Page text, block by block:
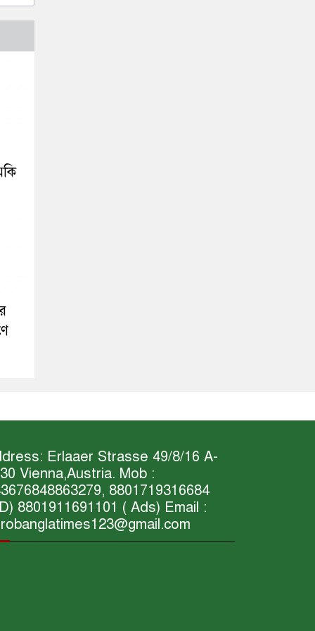
Erlaaer Strasse 49/8/16 A-
Vienna,Austria. Mob :
8801719316684
8801911691101 ( Ads) Email :